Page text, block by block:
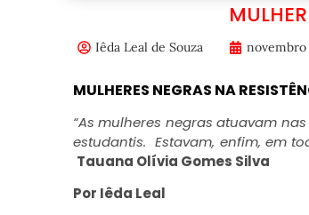
Iêda Leal de Souza novembro
MULHERES NEGRAS NA
“As mulheres negras atuavam
estudantis.Estavam, enfim, em
Tauana Olívia Gomes Silva
Por Iêda Leal